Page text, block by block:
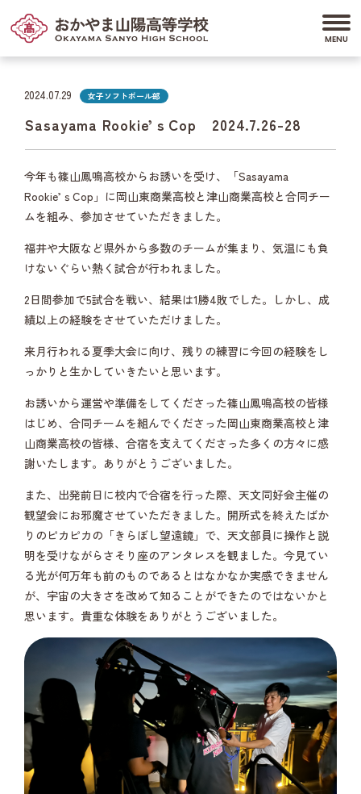
2024.07.29 女子ソフトボール部
Sasayama Rookie’ｓCop 2024.7.26-28
今年も篠山鳳鳴高校からお誘いを受け、「Sasayama
Rookie’ｓCop」に岡山東商業高校と津山商業高校と合同チー
ムを組み、参加させていただきました。
福井や大阪など県外から多数のチームが集まり、気温にも負
けないぐらい熱く試合が行われました。
2日間参加で5試合を戦い、結果は1勝4敗でした。しかし、成
績以上の経験をさせていただけました。
来月行われる夏季大会に向け、残りの練習に今回の経験をし
っかりと生かしていきたいと思います。
お誘いから運営や準備をしてくださった篠山鳳鳴高校の皆様
はじめ、合同チームを組んでくださった岡山東商業高校と津
山商業高校の皆様、合宿を支えてくださった多くの方々に感
謝いたします。ありがとうございました。
また、出発前日に校内で合宿を行った際、天文同好会主催の
観望会にお邪魔させていただきました。開所式を終えたばか
りのピカピカの「きらぼし望遠鏡」で、天文部員に操作と説
明を受けながらさそり座のアンタレスを観ました。今見てい
る光が何万年も前のものであるとはなかなか実感できません
が、宇宙の大きさを改めて知ることができたのではないかと
思います。貴重な体験をありがとうございました。